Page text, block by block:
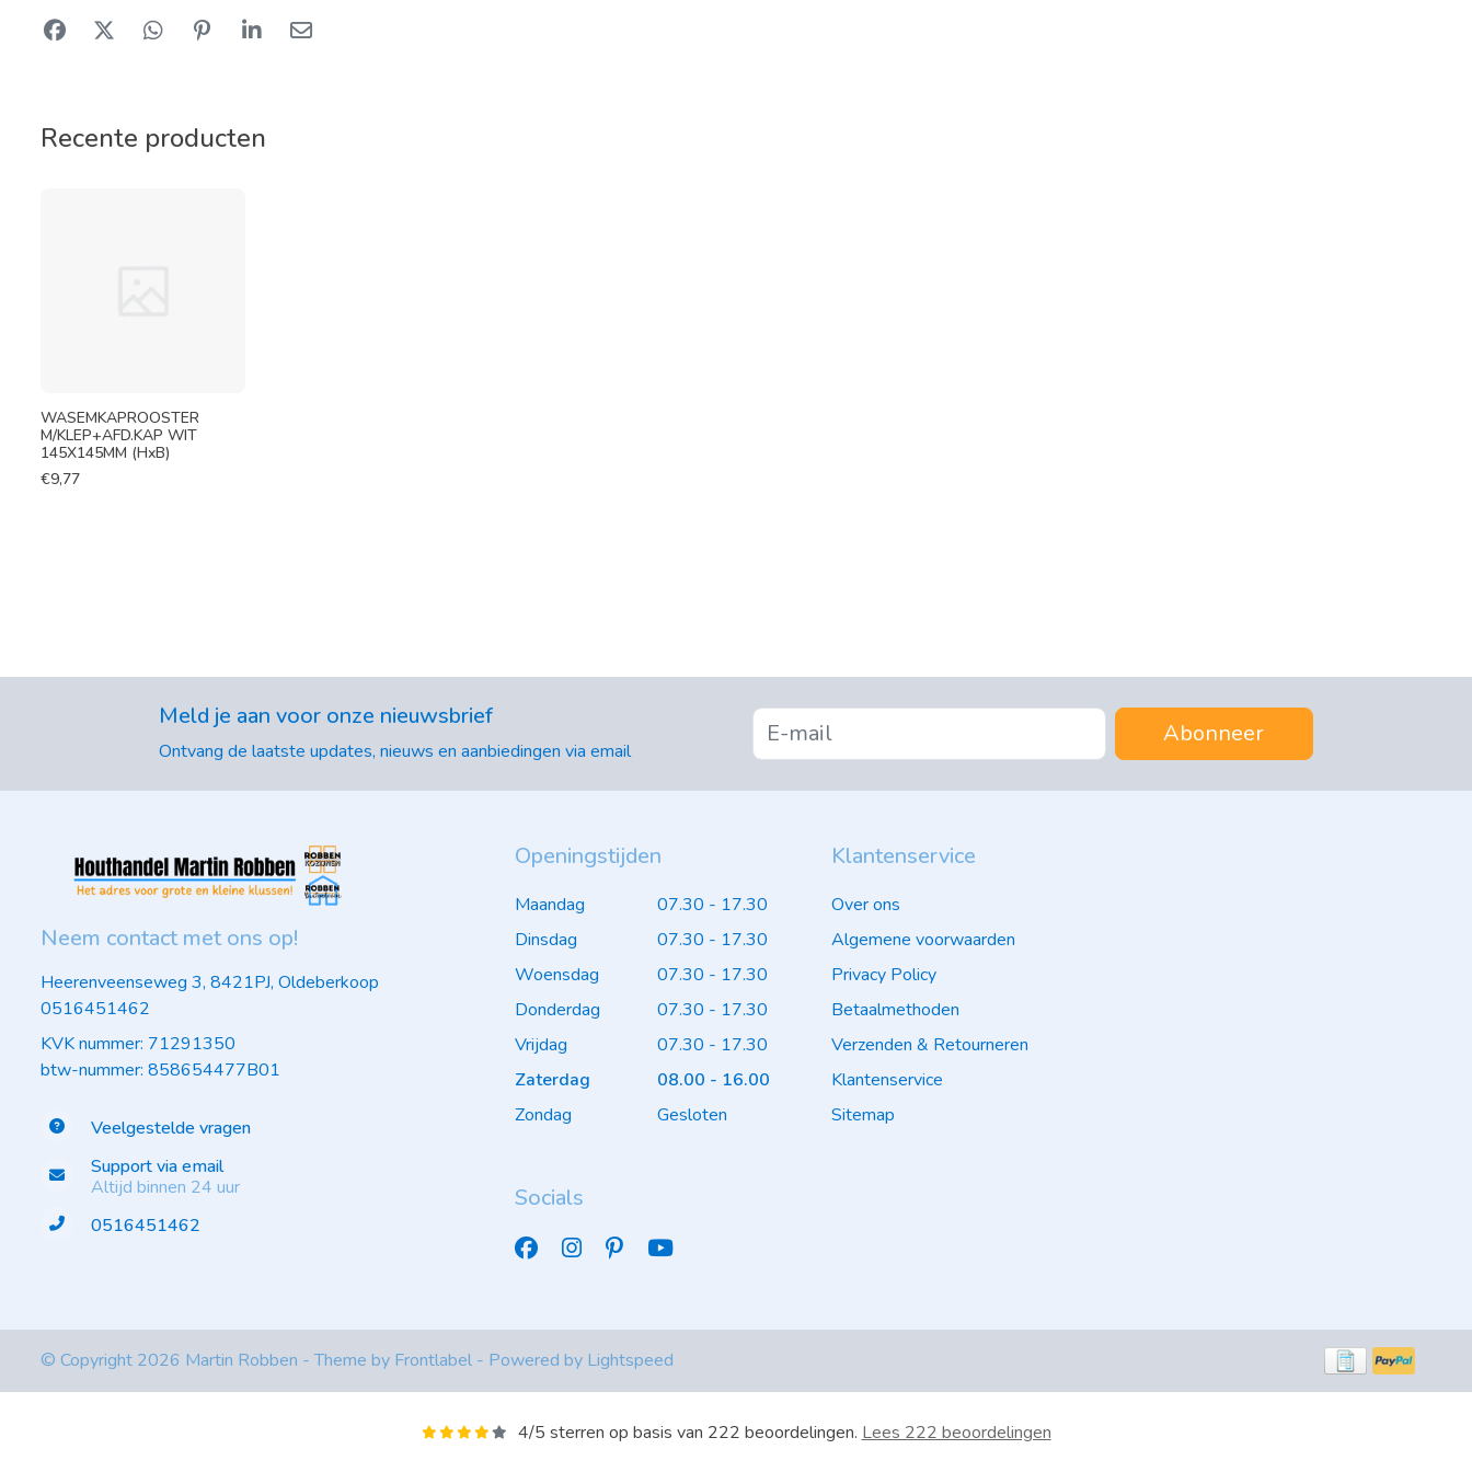
Recente producten
WASEMKAPROOSTER
M/KLEP+AFD.KAP WIT
145X145MM (HxB)
€9,77
Meld je aan voor onze nieuwsbrief
Ontvang de laatste updates, nieuws en aanbiedingen via email
Abonneer
Neem contact met ons op!
Heerenveenseweg 3, 8421PJ, Oldeberkoop
0516451462
KVK nummer: 71291350
btw-nummer: 858654477B01
Veelgestelde vragen
Support via email
Altijd binnen 24 uur
0516451462
Openingstijden
Maandag
07.30 - 17.30
Dinsdag
07.30 - 17.30
Woensdag
07.30 - 17.30
Donderdag
07.30 - 17.30
Vrijdag
07.30 - 17.30
Zaterdag
08.00 - 16.00
Zondag
Gesloten
Socials
Klantenservice
Over ons
Algemene voorwaarden
Privacy Policy
Betaalmethoden
Verzenden & Retourneren
Klantenservice
Sitemap
© Copyright 2026 Martin Robben - Theme by Frontlabel - Powered by Lightspeed
4/5 sterren op basis van 222 beoordelingen.Lees 222 beoordelingen